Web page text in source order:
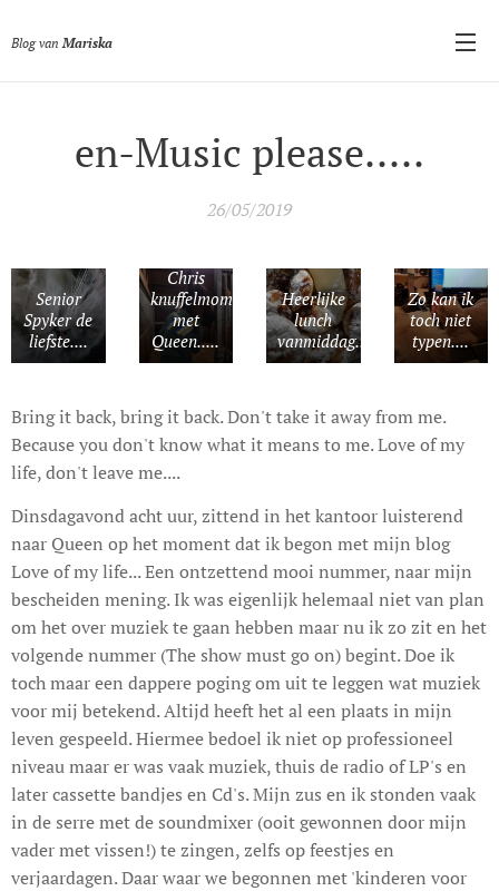
Blog van Mariska
en-Music please.....
26/05/2019
Senior
Spyker de
liefste....
Chris
knuffelmomentje
met
Queen.....
Heerlijke
lunch
vanmiddag....
Zo kan ik
toch niet
typen....
Bring it back, bring it back. Don't take it away from me.
Because you don't know what it means to me. Love of my
life, don't leave me....
Dinsdagavond acht uur, zittend in het kantoor luisterend
naar Queen op het moment dat ik begon met mijn blog
Love of my life... Een ontzettend mooi nummer, naar mijn
bescheiden mening. Ik was eigenlijk helemaal niet van plan
om het over muziek te gaan hebben maar nu ik zo zit en het
volgende nummer (The show must go on) begint. Doe ik
toch maar een dappere poging om uit te leggen wat muziek
voor mij betekend. Altijd heeft het al een plaats in mijn
leven gespeeld. Hiermee bedoel ik niet op professioneel
niveau maar er was vaak muziek, thuis de radio of LP's en
later cassette bandjes en Cd's. Mijn zus en ik stonden vaak
in de serre met de soundmixer (ooit gewonnen door mijn
vader met vissen!) te zingen, zelfs op feestjes en
verjaardagen. Daar waar we begonnen met 'kinderen voor